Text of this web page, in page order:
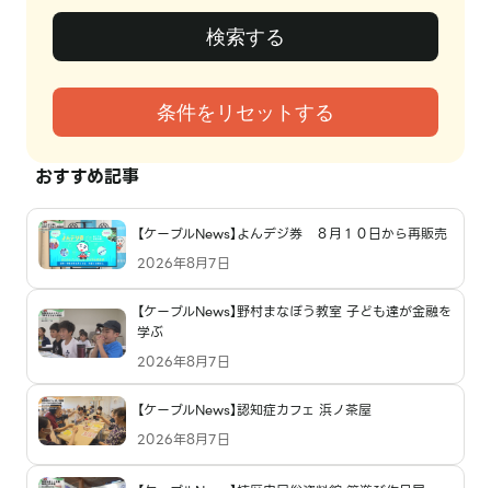
おすすめ記事
【ケーブルNews】よんデジ券 ８月１０日から再販売
2026年8月7日
【ケーブルNews】野村まなぼう教室 子ども達が金融を
学ぶ
2026年8月7日
【ケーブルNews】認知症カフェ 浜ノ茶屋
2026年8月7日